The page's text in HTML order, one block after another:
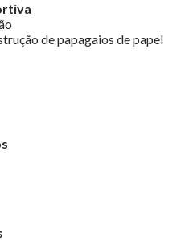
de papagaios de papel